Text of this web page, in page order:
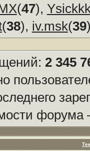
(47),
(38), iv.msk(39
2 345